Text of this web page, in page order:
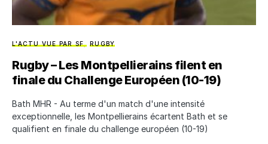
L'ACTU VUE PAR SF RUGBY
Rugby – Les Montpellierains filent en
finale du Challenge Européen (10-19)
Bath MHR - Au terme d'un match d'une intensité
exceptionnelle, les Montpellierains écartent Bath et se
qualifient en finale du challenge européen (10-19)